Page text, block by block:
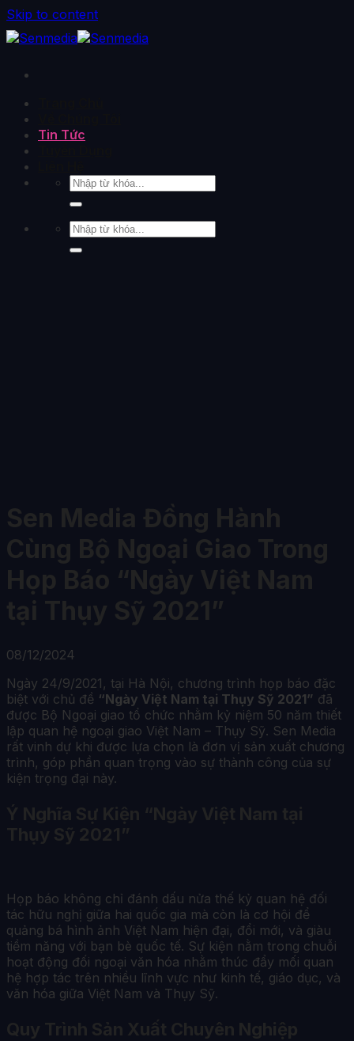
Skip to content
Tin Tức
Sen Media Đồng Hành
Cùng Bộ Ngoại Giao Trong
Họp Báo “Ngày Việt Nam
tại Thụy Sỹ 2021”
08/12/2024
Ngày 24/9/2021, tại Hà Nội, chương trình họp báo đặc
biệt với chủ đề “Ngày Việt Nam tại Thụy Sỹ 2021” đã
được Bộ Ngoại giao tổ chức nhằm kỷ niệm 50 năm thiết
lập quan hệ ngoại giao Việt Nam – Thụy Sỹ. Sen Media
rất vinh dự khi được lựa chọn là đơn vị sản xuất chương
trình, góp phần quan trọng vào sự thành công của sự
kiện trọng đại này.
Ý Nghĩa Sự Kiện “Ngày Việt Nam tại
Thụy Sỹ 2021”
Họp báo không chỉ đánh dấu nửa thế kỷ quan hệ đối
tác hữu nghị giữa hai quốc gia mà còn là cơ hội để
quảng bá hình ảnh Việt Nam hiện đại, đổi mới, và giàu
tiềm năng với bạn bè quốc tế. Sự kiện nằm trong chuỗi
hoạt động đối ngoại văn hóa nhằm thúc đẩy mối quan
hệ hợp tác trên nhiều lĩnh vực như kinh tế, giáo dục, và
văn hóa giữa Việt Nam và Thụy Sỹ.
Quy Trình Sản Xuất Chuyên Nghiệp